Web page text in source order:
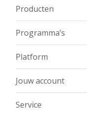
Producten
Programma’s
Platform
Jouw account
Service